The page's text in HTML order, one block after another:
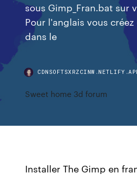
sous Gimp_Fran.bat sur
Pour l'anglais vous
dans le
Sweet home 3d forum
Installer The Gimp en